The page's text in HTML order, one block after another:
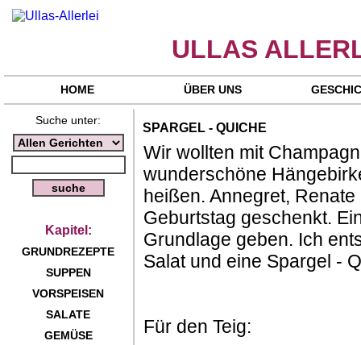
ULLAS
HOME ÜBER UNS
Suche unter:
Kapitel:
GRUNDREZEPTE
SUPPEN
VORSPEISEN
SALATE
GEMÜSE
SPARGEL - QUICHE
Wir wollten mit
wunderschöne
heißen. Annegret,
Geburtstag geschenkt.
Grundlage geben. Ich
Salat und eine Spargel -
Für den Teig: